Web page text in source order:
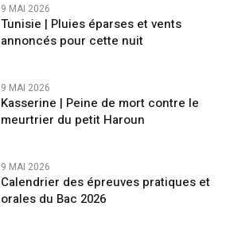
9 MAI 2026
Tunisie | Pluies éparses et vents
annoncés pour cette nuit
9 MAI 2026
Kasserine | Peine de mort contre le
meurtrier du petit Haroun
9 MAI 2026
Calendrier des épreuves pratiques et
orales du Bac 2026